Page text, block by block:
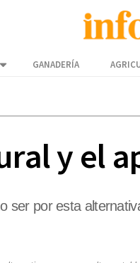
GANADERÍA
y el
ser por esta